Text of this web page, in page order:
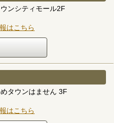
ンシティモール2F
はこちら
タウンはません 3F
はこちら